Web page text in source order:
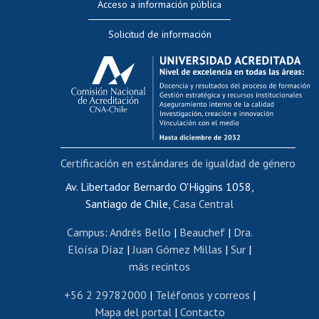
Evaluación docente
Calificación académica
Postulación al AUCAI
Funcionarias/os
Cursos internos de capacitación
Bienestar del personal
Portal de movilidad interna
Certificado de renta
Certificado de renta honorarios
Editar páginas blancas
Extranjeras/os
Revalidación y reconocimiento de títulos
Postulación al Programa de Movilidad Estudiantil
Acceso a información pública
Solicitud de información
Av. Libertador Bernardo O'Higgins 1058,
Santiago de Chile, Casa Central
Campus: Andrés Bello | Beauchef| Dra.
Eloísa Díaz |Juan Gómez Millas | Sur |
más recintos
+56 2 29782000 | Teléfonos y correos |
Mapa del portal| Contacto
Certificación en estándares de igualdad de género